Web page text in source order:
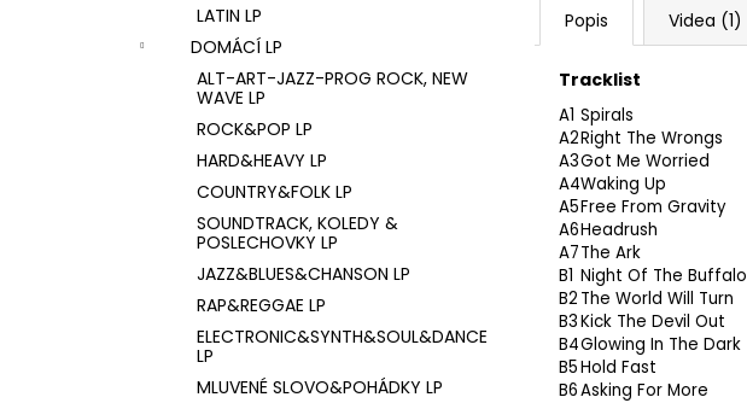
LATIN LP
DOMÁCÍ LP
ALT-ART-JAZZ-PROG ROCK, NEW
WAVE LP
ROCK&POP LP
HARD&HEAVY LP
COUNTRY&FOLK LP
SOUNDTRACK, KOLEDY &
POSLECHOVKY LP
JAZZ&BLUES&CHANSON LP
RAP&REGGAE LP
ELECTRONIC&SYNTH&SOUL&DANCE
LP
MLUVENÉ SLOVO&POHÁDKY LP
Popis Videa (1)
Tracklist
A1 Spirals
A2Right The Wrongs
A3Got Me Worried
A4Waking Up
A5Free From Gravity
A6Headrush
A7The Ark
B1 Night Of The Buffalo
B2 The World Will Turn
B3Kick The Devil Out
B4Glowing In The Dark
B5Hold Fast
B6Asking For More